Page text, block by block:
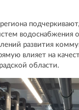
водоснабжения
развития
влияет на
области.